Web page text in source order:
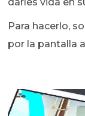
darles vida en
Para hacerlo,
por la pantalla